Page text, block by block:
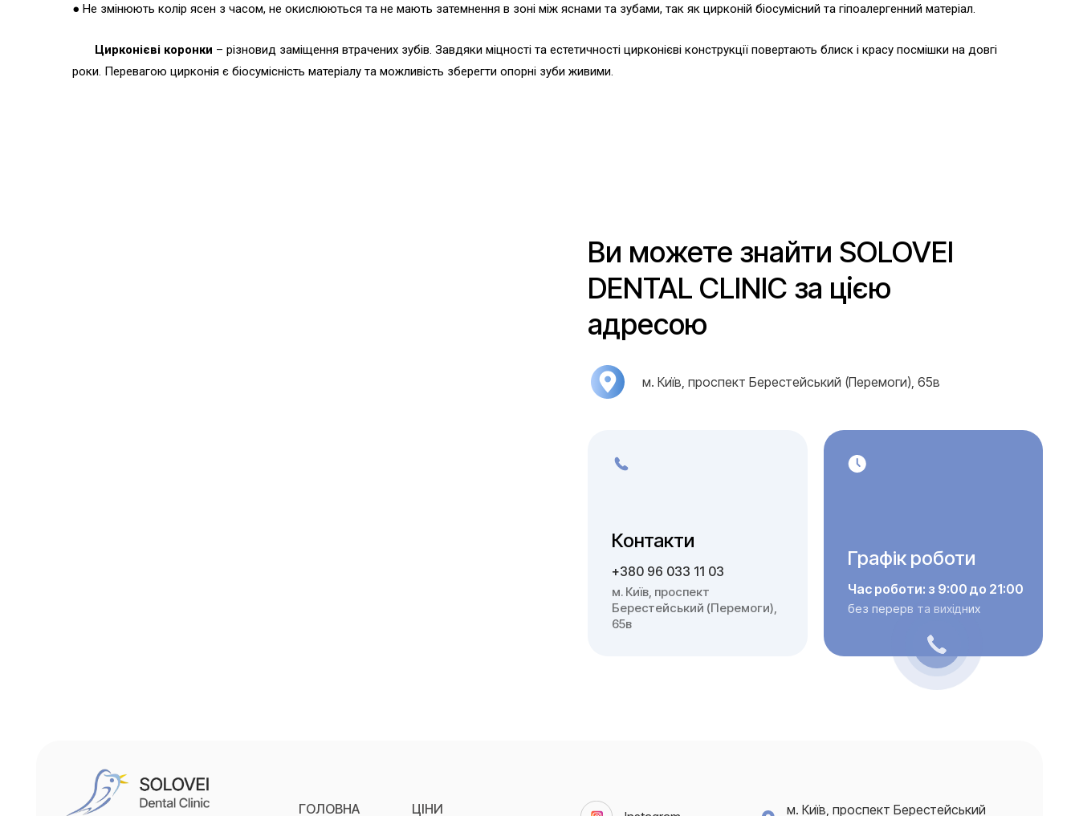
● Не змінюють колір ясен з часом, не окислюються та не мають затемнення в зоні між яснами та зубами, так як цирконій біосумісний та гіпоалергенний матеріал.
Цирконієві коронки – різновид заміщення втрачених зубів. Завдяки міцності та естетичності цирконієві конструкції повертають блиск і красу посмішки на довгі
роки. Перевагою цирконія є біосумісність матеріалу та можливість зберегти опорні зуби живими.
Ви можете знайти SOLOVEI
DENTAL CLINIC за цією
адресою
м. Київ, проспект Берестейський (Перемоги), 65в
Контакти
+380 96 033 11 03
м. Київ, проспект
Берестейський (Перемоги),
65в
Графік роботи
Час роботи: з 9:00 до 21:00
без перерв та вихідних
ГОЛОВНА ЦІНИ м. Київ, проспект Берестейський